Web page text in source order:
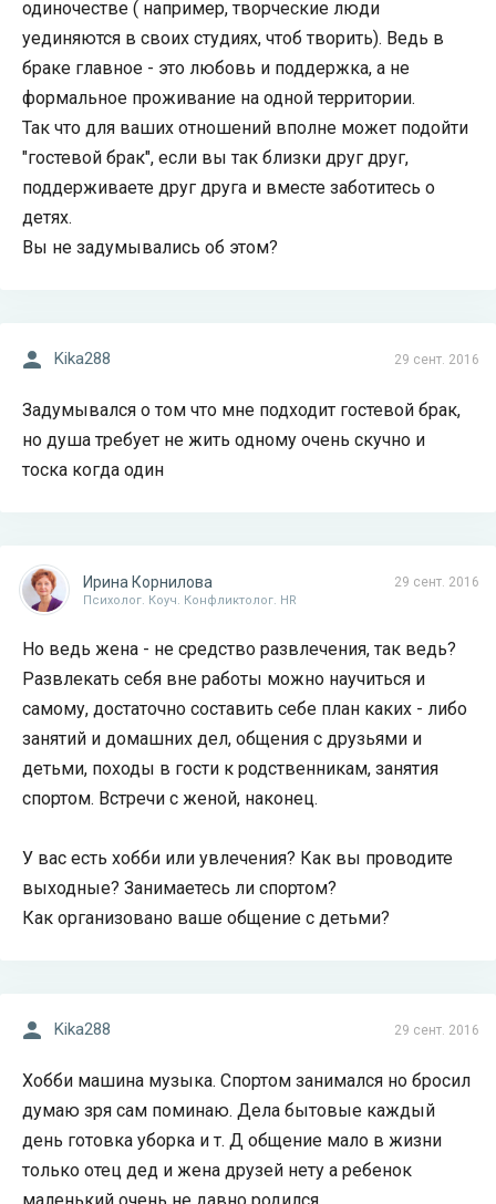
одиночестве ( например, творческие люди
уединяются в своих студиях, чтоб творить). Ведь в
браке главное - это любовь и поддержка, а не
формальное проживание на одной территории.
Так что для ваших отношений вполне может подойти
"гостевой брак", если вы так близки друг друг,
поддерживаете друг друга и вместе заботитесь о
детях.
Вы не задумывались об этом?
29 сент. 2016
Kika288
Задумывался о том что мне подходит гостевой брак,
но душа требует не жить одному очень скучно и
тоска когда один
29 сент. 2016
Ирина Корнилова
Психолог. Коуч. Конфликтолог. HR
Но ведь жена - не средство развлечения, так ведь?
Развлекать себя вне работы можно научиться и
самому, достаточно составить себе план каких - либо
занятий и домашних дел, общения с друзьями и
детьми, походы в гости к родственникам, занятия
спортом. Встречи с женой, наконец.
У вас есть хобби или увлечения? Как вы проводите
выходные? Занимаетесь ли спортом?
Как организовано ваше общение с детьми?
29 сент. 2016
Kika288
Хобби машина музыка. Спортом занимался но бросил
думаю зря сам поминаю. Дела бытовые каждый
день готовка уборка и т. Д общение мало в жизни
только отец дед и жена друзей нету а ребенок